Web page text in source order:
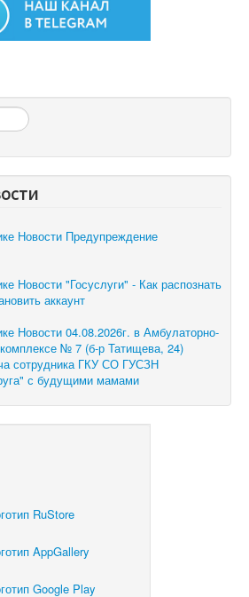
Новости Предупреждение
Новости "Госуслуги" - Как распознать
аккаунт
Новости 04.08.2026г. в Амбулаторно-
№ 7 (б-р Татищева, 24)
сотрудника ГКУ СО ГУСЗН
с будущими мамами